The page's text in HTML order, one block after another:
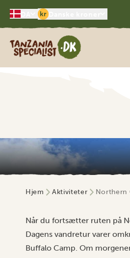
kr
Tanzania Specialist
Hjem Aktiviteter Northern
Når du fortsætter ruten på
Dagens vandretur varer
Buffalo Camp. Om